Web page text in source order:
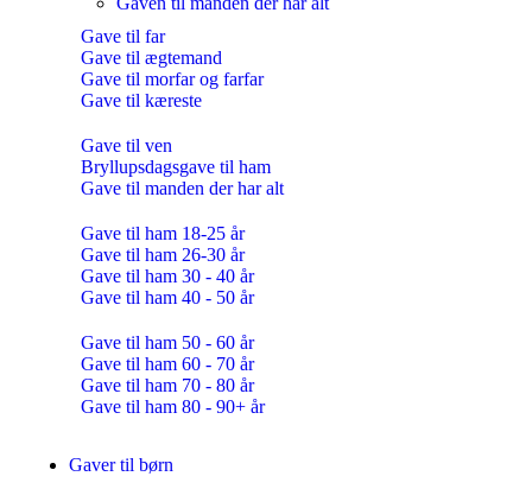
Gave til far
Gave til ægtemand
Gave til morfar og farfar
Gave til kæreste
Gave til ven
Bryllupsdagsgave til ham
Gave til manden der har alt
Gave til ham 18-25 år
Gave til ham 26-30 år
Gave til ham 30 - 40 år
Gave til ham 40 - 50 år
Gave til ham 50 - 60 år
Gave til ham 60 - 70 år
Gave til ham 70 - 80 år
Gave til ham 80 - 90+ år
Gaver til børn